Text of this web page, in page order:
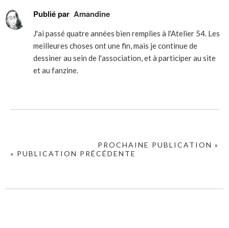
Publié par Amandine
J'ai passé quatre années bien remplies à l'Atelier 54. Les
meilleures choses ont une fin, mais je continue de
dessiner au sein de l'association, et à participer au site
et au fanzine.
PROCHAINE PUBLICATION »
« PUBLICATION PRÉCÉDENTE